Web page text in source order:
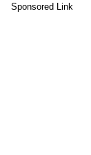
Sponsored Link